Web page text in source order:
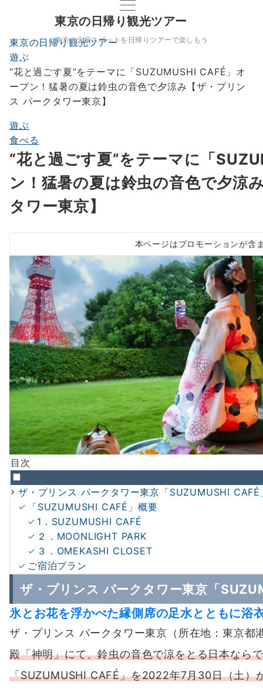
東京の日帰り観光ツアー
東京の穴場スポットを日帰りツアーで楽しもう
東京の日帰り観光ツアー
遊ぶ
“花と過ごす夏”をテーマに「SUZUMUSHI CAFÉ」オ
ープン！猛暑の夏は鈴虫の音色で夕涼み【ザ・プリン
ス パークタワー東京】
遊ぶ
食べる
“花と過ごす夏”をテーマに「
ン！猛暑の夏は鈴虫の音色で夕涼
タワー東京】
本ページはプロモーションが含
目次
ザ・プリンス パークタワー東京「SUZUMUSHI CAFÉ
「SUZUMUSHI CAFÉ」概要
1．SUZUMUSHI CAFÉ
２．MOONLIGHT PARK
３．OMEKASHI CLOSET
ご宿泊プラン
ザ・プリンス パークタワー東京「
氷とお花を浮かべた縁側席の足水とともに浴
ザ・プリンス パークタワー東京（所在地：東京
殿「神明」にて、鈴虫の音色で涼をとる日本なら
「SUZUMUSHI CAFÉ」を2022年7月30日（土）